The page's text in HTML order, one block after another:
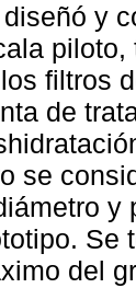
y
piloto,
filtros
de
se
y
Se
del